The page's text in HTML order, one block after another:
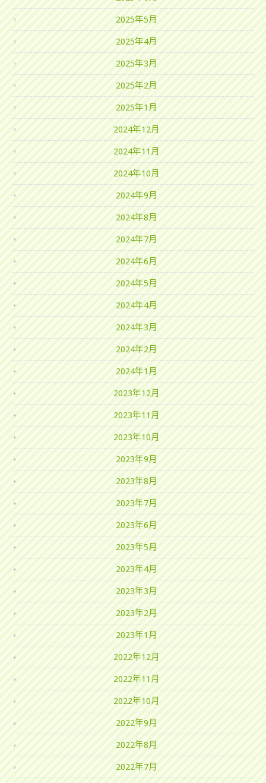
2025年5月
2025年4月
2025年3月
2025年2月
2025年1月
2024年12月
2024年11月
2024年10月
2024年9月
2024年8月
2024年7月
2024年6月
2024年5月
2024年4月
2024年3月
2024年2月
2024年1月
2023年12月
2023年11月
2023年10月
2023年9月
2023年8月
2023年7月
2023年6月
2023年5月
2023年4月
2023年3月
2023年2月
2023年1月
2022年12月
2022年11月
2022年10月
2022年9月
2022年8月
2022年7月